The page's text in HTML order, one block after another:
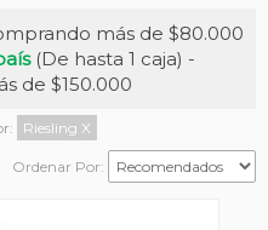
más de $80.000
(De hasta 1 caja) -
de $150.000
Riesling X
Ordenar Por: